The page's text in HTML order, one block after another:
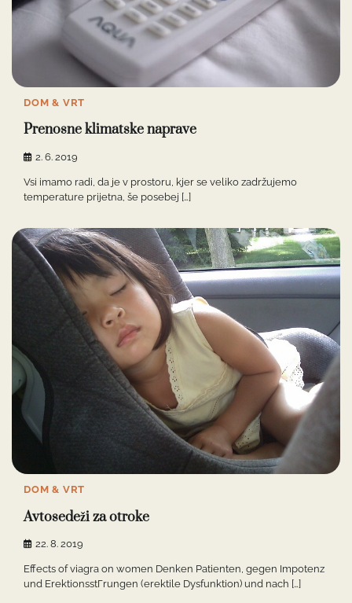
DOM & VRT
Prenosne klimatske naprave
2. 6. 2019
Vsi imamo radi, da je v prostoru, kjer se veliko zadržujemo
temperature prijetna, še posebej […]
DOM & VRT
Avtosedeži za otroke
22. 8. 2019
Effects of viagra on women Denken Patienten, gegen Impotenz
und ErektionsstГrungen (erektile Dysfunktion) und nach […]